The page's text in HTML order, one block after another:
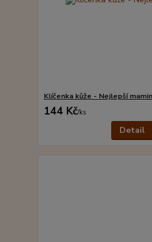
Klíčenka kůže - Nejlepší
144 Kč/ks
Detail